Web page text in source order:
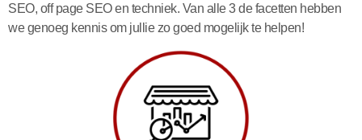
SEO, off page SEO en techniek. Van alle 3 de facetten hebben
we genoeg kennis om jullie zo goed mogelijk te helpen!